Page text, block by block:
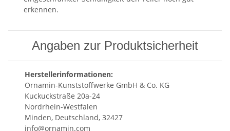
erkennen.
Angaben zur Produktsicherheit
Herstellerinformationen:
Ornamin-Kunststoffwerke GmbH & Co. KG
Kuckuckstraße 20a-24
Nordrhein-Westfalen
Minden, Deutschland, 32427
info@ornamin.com